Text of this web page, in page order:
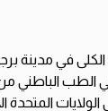
في مدينة
الولايات